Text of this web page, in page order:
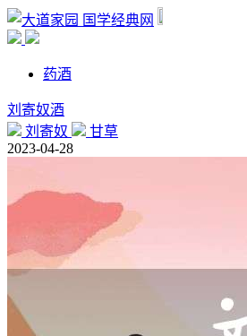
国学经典网
药酒
刘寄奴酒
刘寄奴
甘草
2023-04-28